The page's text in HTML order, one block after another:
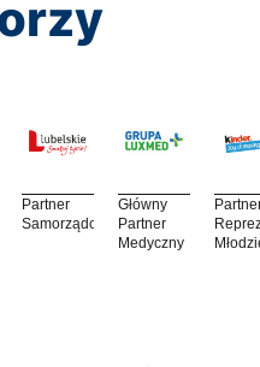
Partner
Samorządowy
Główny
Partner
Medyczny